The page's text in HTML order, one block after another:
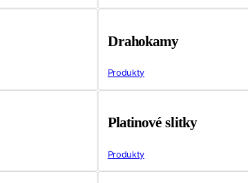
Drahokamy
Produkty
Platinové slitky
Produkty